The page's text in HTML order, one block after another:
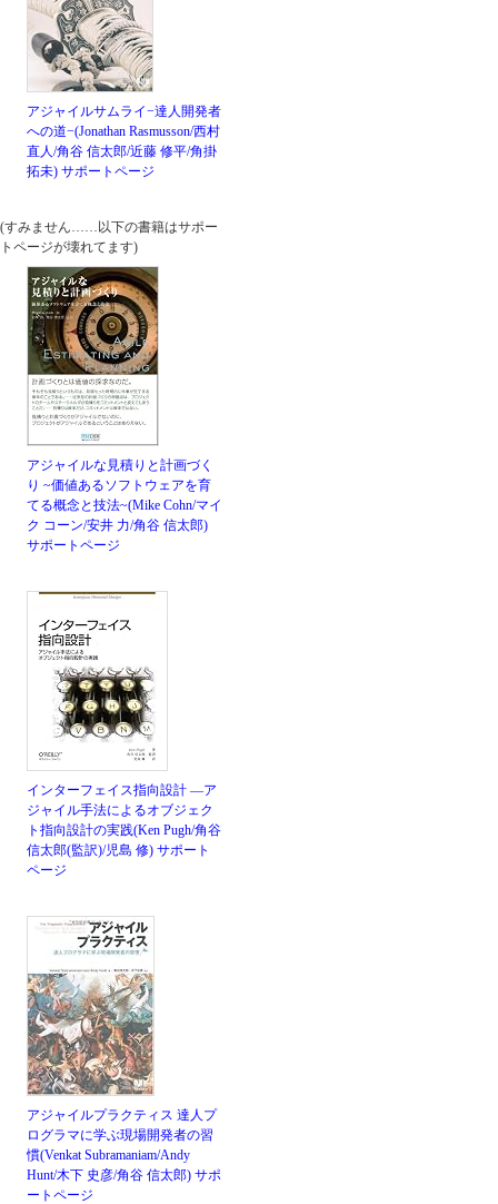
アジャイルサムライ−達人開発者
への道−(Jonathan Rasmusson/西村
直人/角谷 信太郎/近藤 修平/角掛
拓未) サポートページ
(すみません……以下の書籍はサポー
トページが壊れてます)
アジャイルな見積りと計画づく
り ~価値あるソフトウェアを育
てる概念と技法~(Mike Cohn/マイ
ク コーン/安井 力/角谷 信太郎)
サポートページ
インターフェイス指向設計 ―ア
ジャイル手法によるオブジェク
ト指向設計の実践(Ken Pugh/角谷
信太郎(監訳)/児島 修) サポート
ページ
アジャイルプラクティス 達人プ
ログラマに学ぶ現場開発者の習
慣(Venkat Subramaniam/Andy
Hunt/木下 史彦/角谷 信太郎) サポ
ートページ